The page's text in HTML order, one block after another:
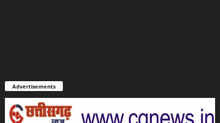
Advertisements